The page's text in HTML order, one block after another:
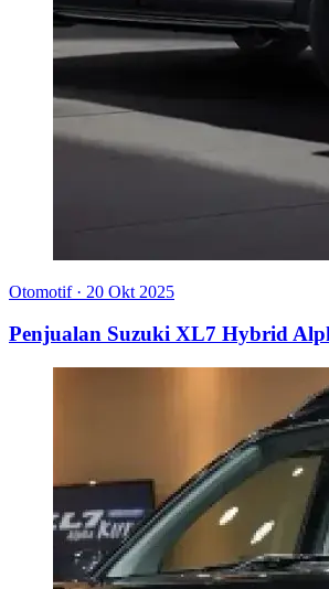
Otomotif · 20 Okt 2025
Penjualan Suzuki XL7 Hybrid